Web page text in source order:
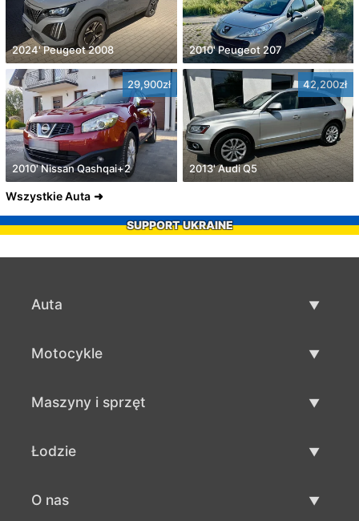
2024' Peugeot 2008 2010' Peugeot 207
29,900zł
2010' Nissan Qashqai+2
42,200zł
2013' Audi Q5
Wszystkie Auta
SUPPORT UKRAINE
Auta
Motocykle
Maszyny i sprzęt
Łodzie
O nas